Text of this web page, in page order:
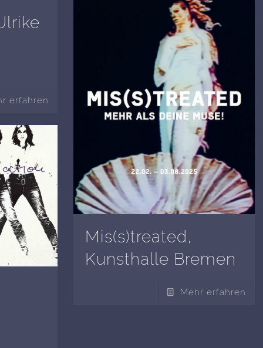
erfahren
Mis(s)treated,
Kunsthalle Bremen
Mehr erfahren